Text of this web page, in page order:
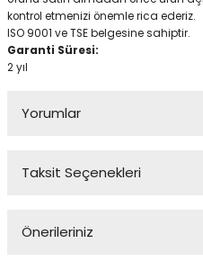
kontrol etmenizi önemle rica ederiz.
ISO 9001 ve TSE belgesine sahiptir.
Garanti Süresi:
2 yıl
Yorumlar
Taksit Seçenekleri
Önerileriniz